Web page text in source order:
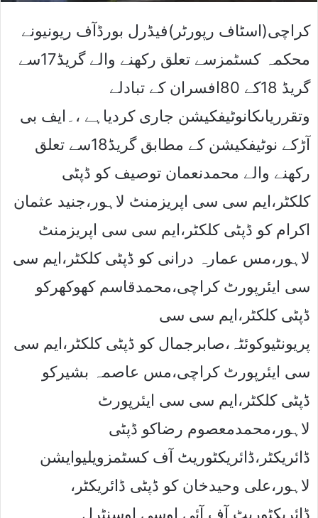
کراچی(اسٹاف رپورٹر)فیڈرل بورڈآف ریونیونے
محکمہ کسٹمزسے تعلق رکھنے والے گریڈ17سے
گریڈ 18کے 80افسران کے تبادلے
وتقرریاںکانوٹیفکیشن جاری کردیاہے ،۔ایف بی
آڑکے نوٹیفکیشن کے مطابق گریڈ18سے تعلق
رکھنے والے محمدنعمان توصیف کو ڈپٹی
کلکٹر،ایم سی سی اپریزمنٹ لاہور،جنید عثمان
اکرام کو ڈپٹی کلکٹر،ایم سی سی اپریزمنٹ
لاہور،مس عمارہ درانی کو ڈپٹی کلکٹر،ایم سی
سی ایئرپورٹ کراچی،محمدقاسم کھوکھرکو
ڈپٹی کلکٹر،ایم سی سی
پریونٹیوکوئٹہ،صابرجمال کو ڈپٹی کلکٹر،ایم سی
سی ایئرپورٹ کراچی،مس عاصمہ بشیرکو
ڈپٹی کلکٹر،ایم سی سی ایئرپورٹ
لاہور،محمدمعصوم رضاکو ڈپٹی
ڈائریکٹر،ڈائریکٹوریٹ آف کسٹمزویلیوایشن
لاہور،علی وحیدخان کو ڈپٹی ڈائریکٹر،
ڈائریکٹوریٹ آف آئی اوسی اوسنٹرل